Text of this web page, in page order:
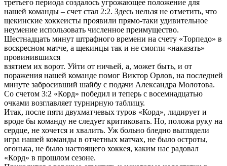
третьего периода создалось угрожающее положение для
нашей команды – счет стал 2:2. Здесь нельзя не отметить, что
щекинские хоккеисты проявили прямо-таки удивительное
неумение использовать численное преимущество.
Шестнадцать минут штрафного времени на счету «Торпедо» в
воскресном матче, а щекинцы так и не смогли «наказать»
провинившихся
взятием их ворот. Уйти от ничьей, а, может быть, и от
поражения нашей команде помог Виктор Орлов, на последней
минуте забросивший шайбу с подачи Александра Молотова.
Со счетом 3:2 «Корд» победил и теперь с восемнадцатью
очками возглавляет турнирную таблицу.
Итак, после пяти двухматчевых туров «Корд», лидирует и
вроде бы команду не следует критиковать. Но, положа руку на
сердце, не хочется и хвалить. Уж больно бледно выглядели
игра нашей команды в отчетных матчах, не было остроты,
огонька, не было настоящего хоккея, каким нас радовал
«Корд» в прошлом сезоне.